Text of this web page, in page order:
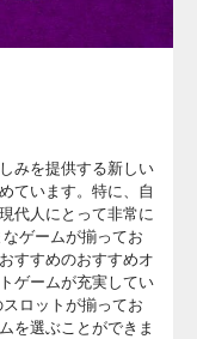
みを提供する新しい
ています。特に、自
代人にとって非常に
ゲームが揃ってお
すすめのおすすめオ
ゲームが充実してい
ロットが揃ってお
を選ぶことができま